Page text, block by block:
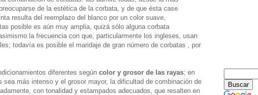
de la estética de la corbata, y de que ésta case
resulta del reemplazo del blanco por un color suave,
posible es aún muy amplia, quizá sólo alguna corbata
la frecuencia con que, particularmente los ingleses, usan
todavía es posible el maridaje de gran número de corbatas , por
diferentes según color y grosor de las rayas; en
más intenso y el grosor mayor, la dificultad de combinación de
con tonalidad y estampados adecuados, que resalten en